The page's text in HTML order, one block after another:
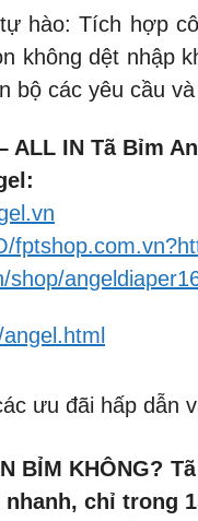
hào: Tích hợp
không dệt nhập
bộ các yêu cầu
ALL IN Tã Bỉm
shop/
ưu đãi hấp dẫn
BỈM
chỉ trong